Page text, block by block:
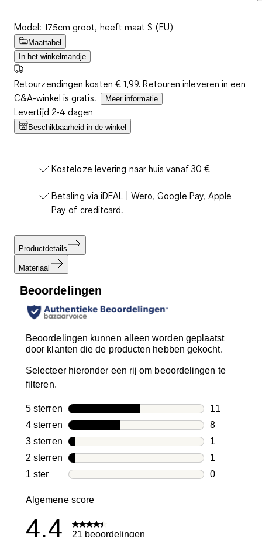
Model: 175cm groot, heeft maat S (EU)
Maattabel
In het winkelmandje
Retourzendingen kosten € 1,99. Retouren inleveren in een
C&A-winkel is gratis.
Meer informatie
Levertijd 2-4 dagen
Beschikbaarheid in de winkel
Kosteloze levering naar huis vanaf 30 €
Betaling via iDEAL | Wero, Google Pay, Apple
Pay of creditcard.
Productdetails
Materiaal
Beoordelingen
Beoordelingen kunnen alleen worden geplaatst
door klanten die de producten hebben gekocht.
Selecteer hieronder een rij om beoordelingen te
filteren.
5 sterren sterren
11
11
4 sterren sterren
8
8
3 sterren sterren
1
1
2 sterren sterren
1
1
1 ster sterren
0
Algemene score
4.4 21 beoordelingen